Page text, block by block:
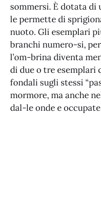
sommersi. È dotata di
le permette di
nuoto. Gli esemplari
branchi numero-si,
l’om-brina diventa
di due o tre esemplari
fondali sugli stessi
mormore, ma anche
dal-le onde e